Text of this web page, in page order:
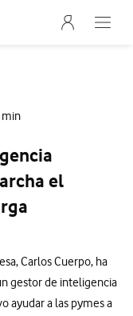
Menu
Abre
min
el
Carlos Cuerpo, ha
gestor de inteligencia
ayudar a las pymes a